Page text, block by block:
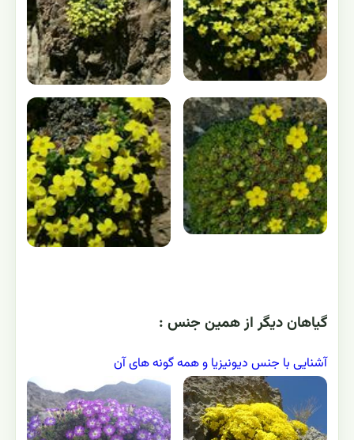
گياهان ديگر از همين جنس :
آشنایی با جنس دیونیزیا و همه گونه های آن